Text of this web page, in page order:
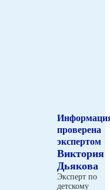
проверена
экспертом
Виктория
Дьякова
Эксперт по
детскому